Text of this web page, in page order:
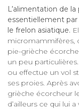
L’alimentation de
essentiellement
le frelon asiatique.
micromammifères,
pie-grièche
un peu
ou effectue un vol
ses proies. Après
grièche écorcheur
d’ailleurs ce qui lui